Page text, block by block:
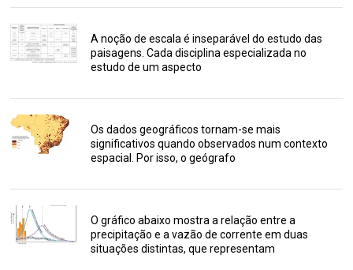
A noção de escala é inseparável do estudo das
paisagens. Cada disciplina especializada no
estudo de um aspecto
Os dados geográficos tornam-se mais
significativos quando observados num contexto
espacial. Por isso, o geógrafo
O gráfico abaixo mostra a relação entre a
precipitação e a vazão de corrente em duas
situações distintas, que representam